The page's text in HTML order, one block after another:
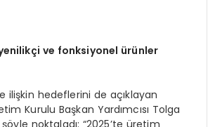
ve fonksiyonel ürünler
ilişkin hedeflerini de açıklayan
Kurulu Başkan Yardımcısı Tolga